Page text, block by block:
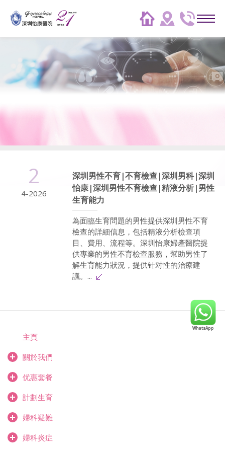
2
4-2026
深圳男性不育|不育檢查|深圳男科|深圳
怡康|深圳男性不育檢查|精液分析|男性
生育能力
為面臨生育問題的男性提供深圳男性不育
檢查的詳細信息，包括精液分析檢查項
目、費用、流程等。深圳怡康婦產醫院提
供專業的男性不育檢查服務，幫助男性了
解生育能力狀況，提供针对性的治療建
議。...
主頁
關於我們
优惠套餐
計劃生育
婦科疑難
婦科炎症